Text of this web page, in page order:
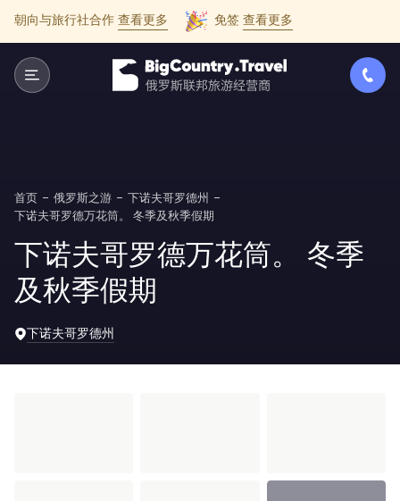
朝向与旅行社合作 查看更多 免签 查看更多
首页 俄罗斯之游
下诺夫哥罗德州
下诺夫哥罗德万花筒。 冬季及秋季假期
下诺夫哥罗德万花筒。 冬季
及秋季假期
下诺夫哥罗德州